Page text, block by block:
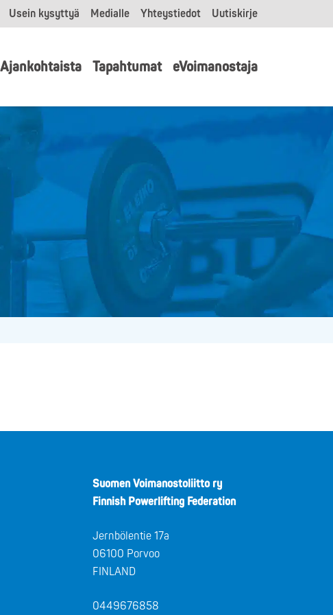
Usein kysyttyä Medialle Yhteystiedot Uutiskirje
Ajankohtaista Tapahtumat eVoimanostaja
Suomen Voimanostoliitto ry
Finnish Powerlifting Federation
Jernbölentie 17a
06100 Porvoo
FINLAND
0449676858